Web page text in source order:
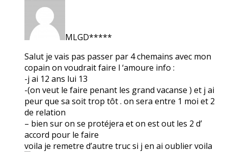
MLGD*****
Salut je vais pas passer par 4 chemains avec mon
copain on voudrait faire l ‘amoure info :
-j ai 12 ans lui 13
-(on veut le faire penant les grand vacanse ) et j ai
peur que sa soit trop tôt . on sera entre 1 moi et 2
de relation
– bien sur on se protéjera et on est out les 2 d’
accord pour le faire
voila je remetre d’autre truc si j en ai oublier voila